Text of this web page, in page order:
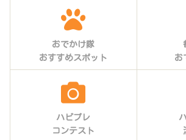
おでかけ隊
おすすめスポット
お
ハピプレ
コンテスト